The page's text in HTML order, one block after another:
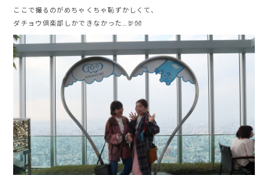
ここで撮るのがめちゃくちゃ恥ずかしくて、
ダチョウ倶楽部しかできなかった…🦃👐